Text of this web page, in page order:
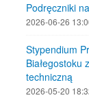
Podręczniki
2026-06-26
Stypendium
Białegostoku
techniczną
2026-05-20